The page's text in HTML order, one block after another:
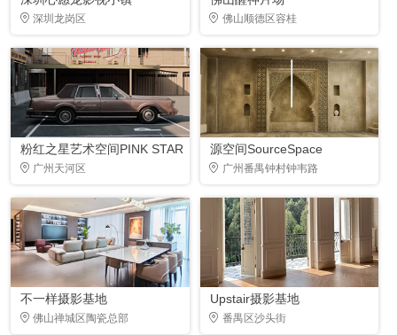
深圳龙岗区 佛山顺德区容桂
粉红之星艺术空间PINK STAR
广州天河区
源空间SourceSpace
广州番禺钟村钟韦路
不一样摄影基地
佛山禅城区陶瓷总部
Upstair摄影基地
番禺区沙头街